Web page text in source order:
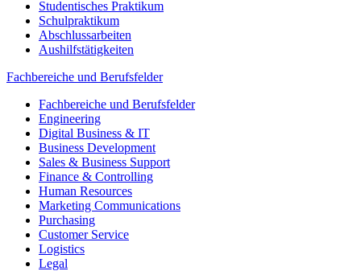
Studentisches Praktikum
Schulpraktikum
Abschlussarbeiten
Aushilfstätigkeiten
Fachbereiche und Berufsfelder
Fachbereiche und Berufsfelder
Engineering
Digital Business & IT
Business Development
Sales & Business Support
Finance & Controlling
Human Resources
Marketing Communications
Purchasing
Customer Service
Logistics
Legal